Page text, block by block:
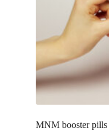
MNM booster pills